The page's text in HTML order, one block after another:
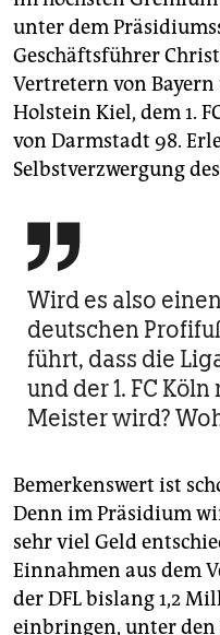
unter dem
Geschäftsführer
Vertretern von Bayern
Holstein Kiel, dem 1.
von Darmstadt 98.
Selbstverzwergung

Wird es also
deutschen
führt, dass die
und der 1. FC
Meister wird?
Bemerkenswert ist
Denn im Präsidium
sehr viel Geld
Einnahmen aus dem
der DFL bislang 1,2
einbringen, unter den